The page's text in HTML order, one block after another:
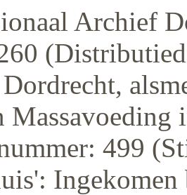
Archief
Massavoeding
499
Ingekomen